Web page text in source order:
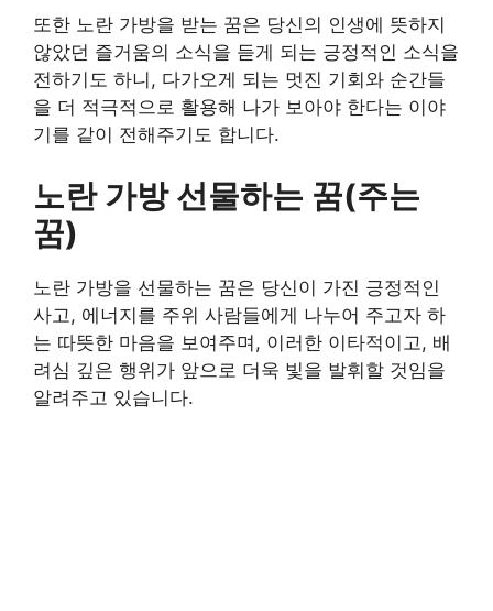
또한 노란 가방을 받는 꿈은 당신의 인생에 뜻하지
않았던 즐거움의 소식을 듣게 되는 긍정적인 소식을
전하기도 하니, 다가오게 되는 멋진 기회와 순간들
을 더 적극적으로 활용해 나가 보아야 한다는 이야
기를 같이 전해주기도 합니다.
노란 가방 선물하는 꿈(주는
꿈)
노란 가방을 선물하는 꿈은 당신이 가진 긍정적인
사고, 에너지를 주위 사람들에게 나누어 주고자 하
는 따뜻한 마음을 보여주며, 이러한 이타적이고, 배
려심 깊은 행위가 앞으로 더욱 빛을 발휘할 것임을
알려주고 있습니다.